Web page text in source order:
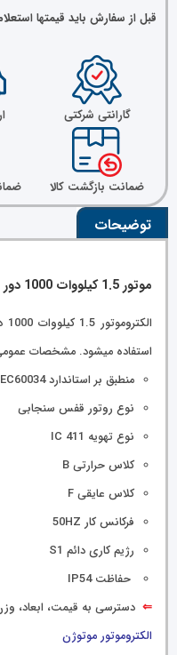
قبل از سفارش باید قیمتها
گارانتی شرکتی
ضمانت بازگشت کالا
توضیحات
موتور 1.5 کیلووات 1000 دور موتوژن
استفاده میشود. مشخصات
منطبق بر استاندارد IEC60034
نوع روتور قفس سنجابی
نوع تهویه IC 411
کلاس حرارتی B
کلاس عایقی F
فرکانس کار 50HZ
رژیم کاری دائم S1
حفاظت IP54
⇐ دسترسی به قیمت، ابعاد،
الکتروموتور موتوژن